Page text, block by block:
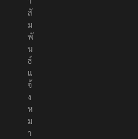
า
สั
ม
พั
น
ธ์
แ
จ้
ง
ห
ม